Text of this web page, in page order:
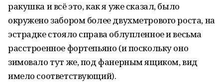
ракушка и всё это, как я уже сказал, было
окружено забором более двухметрового роста, на
эстрадке стояло справа облупленное и весьма
расстроенное фортепьяно (и поскольку оно
зимовало тут же, под фанерным ящиком, вид
имело соответствующий).